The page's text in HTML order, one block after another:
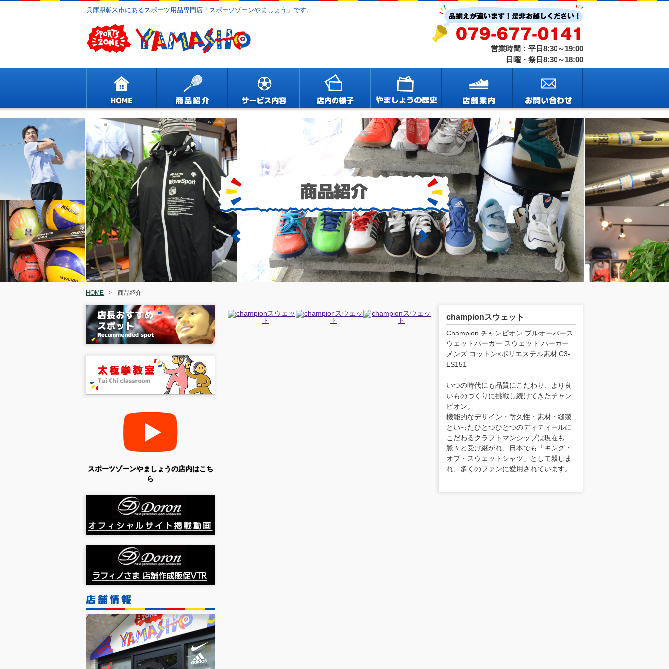
兵庫県朝来市にあるスポーツ用品専門店「スポーツゾーンやましょう」です。
営業時間：平日8:30～19:00
日曜・祭日8:30～18:00
HOME > 商品紹介
championスウェット
Champion チャンピオン プルオーバース
ウェットパーカー スウェット パーカー
メンズ コットン×ポリエステル素材 C3-
LS151
いつの時代にも品質にこだわり、より良
いものづくりに挑戦し続けてきたチャン
ピオン。
機能的なデザイン・耐久性・素材・縫製
といったひとつひとつのディティールに
こだわるクラフトマンシップは現在も
脈々と受け継がれ、日本でも「キング・
オブ・スウェットシャツ」として親しま
れ、多くのファンに愛用されています。
スポーツゾーンやましょうの店内はこち
ら